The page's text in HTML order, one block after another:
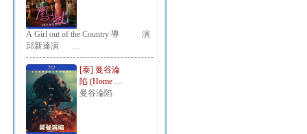
A Girl out of the Country 導 演：
邱新達演 …
[泰] 曼谷淪
陷 (Home …
曼谷淪陷